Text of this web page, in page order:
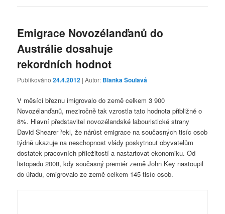
Emigrace Novozélanďanů do
Austrálie dosahuje
rekordních hodnot
Publikováno24.4.2012 | Autor: Blanka Šoulavá
V měsíci březnu imigrovalo do země celkem 3 900
Novozélanďanů, meziročně tak vzrostla tato hodnota přibližně o
8%. Hlavní představitel novozélandské labouristické strany
David Shearer řekl, že nárůst emigrace na současných tisíc osob
týdně ukazuje na neschopnost vlády poskytnout obyvatelům
dostatek pracovních příležitostí a nastartovat ekonomiku. Od
listopadu 2008, kdy současný premiér země John Key nastoupil
do úřadu, emigrovalo ze země celkem 145 tisíc osob.